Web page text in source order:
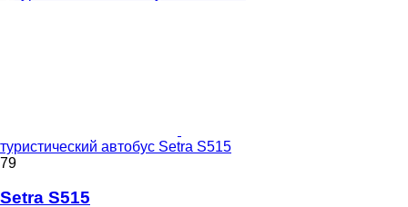
туристический автобус Setra S515
79
Setra S515